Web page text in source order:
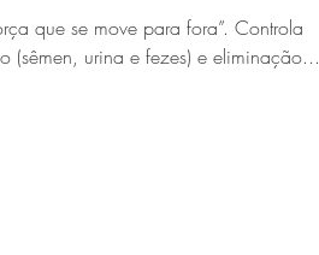
que se move para fora”. Controla
(sêmen, urina e fezes) e eliminação...